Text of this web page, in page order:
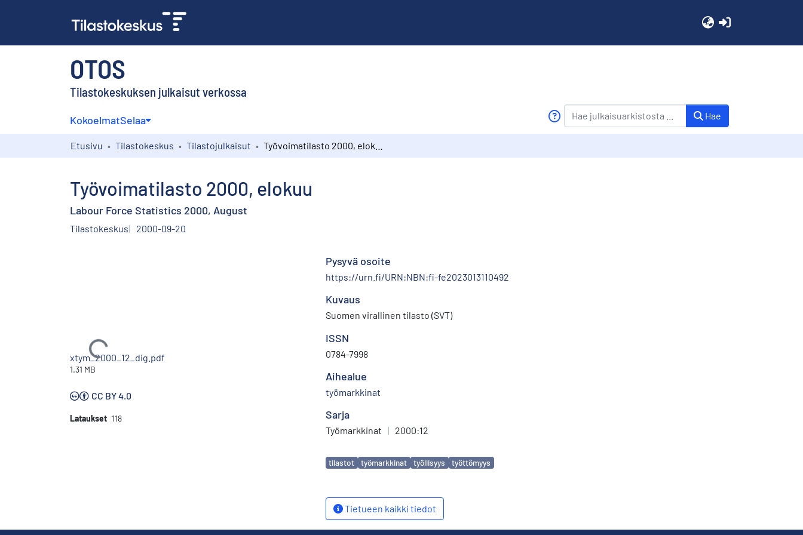
OTOS
Tilastokeskuksen julkaisut verkossa
KokoelmatSelaa Hae
Etusivu Tilastokeskus Tilastojulkaisut
Työvoimatilasto 2000, elokuu
Labour Force Statistics 2000, August
Tilastokeskus 2000-09-20
Ladataan...
xtym_2000_12_dig.pdf
1.31 MB
CC BY 4.0
Lataukset 118
Pysyvä osoite
https://urn.fi/URN:NBN:fi-fe2023013110492
Kuvaus
Suomen virallinen tilasto (SVT)
ISSN
0784-7998
Aihealue
työmarkkinat
Sarja
Työmarkkinat | 2000:12
Avainsanat
tilastot työmarkkinat työllisyys työttömyys
Tietueen kaikki tiedot